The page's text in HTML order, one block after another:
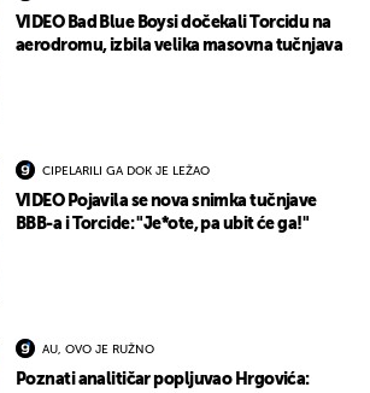
VIDEO Bad Blue Boysi dočekali Torcidu na
aerodromu, izbila velika masovna tučnjava
CIPELARILI GA DOK JE LEŽAO
VIDEO Pojavila se nova snimka tučnjave
BBB-a i Torcide: "Je*ote, pa ubit će ga!"
AU, OVO JE RUŽNO
Poznati analitičar popljuvao Hrgovića: